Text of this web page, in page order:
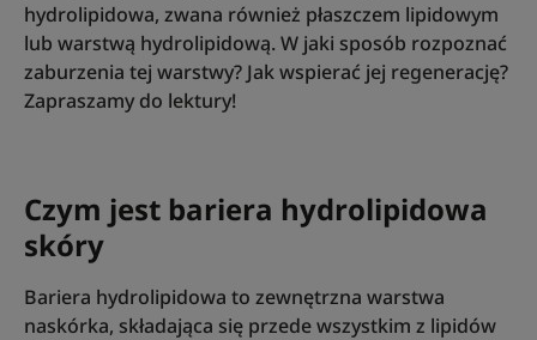
hydrolipidowa, zwana również płaszczem lipidowym
lub warstwą hydrolipidową. W jaki sposób rozpoznać
zaburzenia tej warstwy? Jak wspierać jej regenerację?
Zapraszamy do lektury!
Czym jest bariera hydrolipidowa
skóry
Bariera hydrolipidowa to zewnętrzna warstwa
naskórka, składająca się przede wszystkim z lipidów